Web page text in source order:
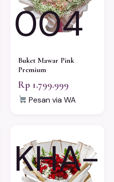
004
Buket Mawar Pink
Premium
Rp 1.799.999
Pesan via WA
KHA-